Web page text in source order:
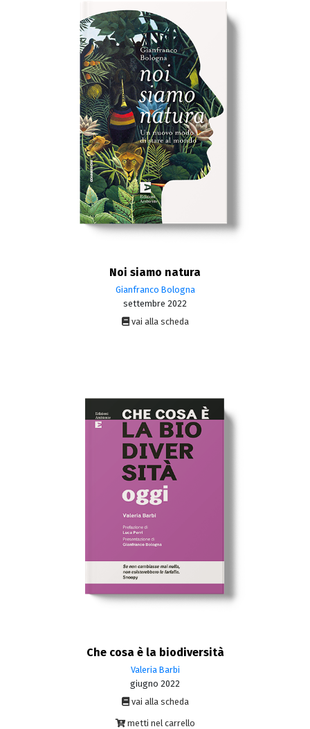
Noi siamo natura
Gianfranco Bologna
settembre 2022
vai alla scheda
Che cosa è la biodiversità
Valeria Barbi
giugno 2022
vai alla scheda
metti nel carrello